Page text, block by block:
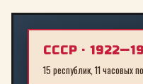
СССР ·
15 республик, 11 часовых